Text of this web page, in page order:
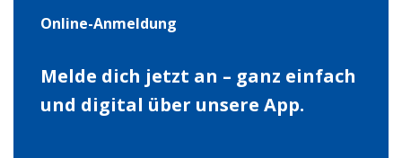
Online-Anmeldung
Melde dich jetzt an – ganz einfach
und digital über unsere App.